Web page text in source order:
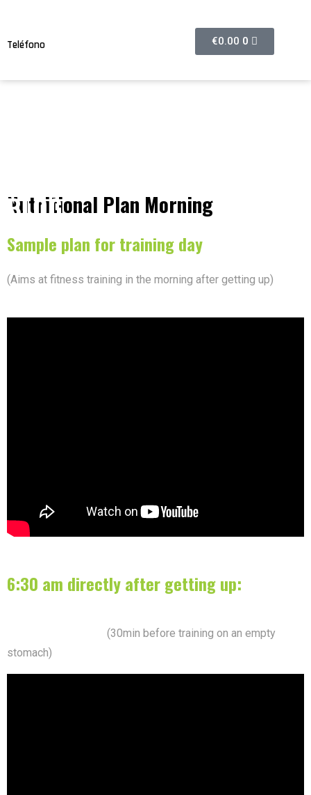
Teléfono
€0.00 0
BLOG
Nutritional Plan Morning
Sample plan for training day
(Aims at fitness training in the morning after getting up)
6:30 am directly after getting up:
(30min before training on an empty
stomach)